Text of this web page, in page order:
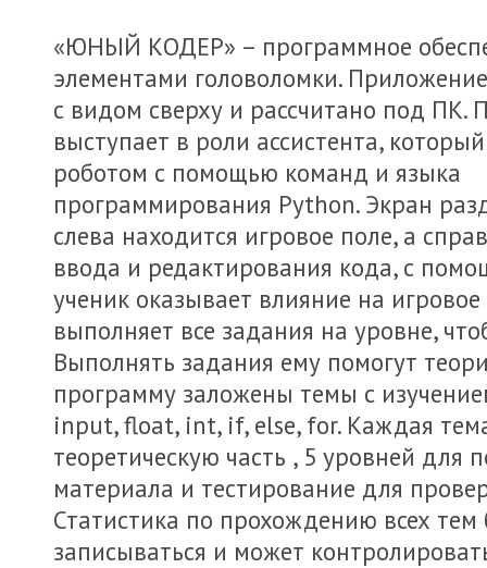
«ЮНЫЙ КОДЕР» – программное
элементами головоломки.
с видом сверху и рассчитано под ПК.
выступает в роли ассистента,
роботом с помощью команд и языка
программирования Python. Экран
слева находится игровое поле, а
ввода и редактирования кода, с
ученик оказывает влияние на
выполняет все задания на уровне,
Выполнять задания ему помогут
программу заложены темы с
input, float, int, if, else, for. Каждая
теоретическую часть , 5 уровней для
материала и тестирование для
Статистика по прохождению всех тем
записываться и может